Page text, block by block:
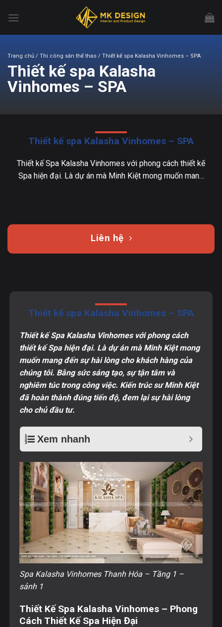
đến
Trang chủ / Thi công sân thể thao / Thiết kế spa Kalasha Vinhomes – SPA
Thiết kế spa Kalasha
Vinhomes – SPA
Thiết kế spa Kalasha Vinhomes – SPA
Thiết kế Spa Kalasha Vinhomes với phong cách thiết kế
Spa hiện đại. Là dự án mà Minh Kiệt mong muốn mang
Liên hệ
Thiết kế spa Kalasha Vinhomes – SPA
Thiết kế Spa Kalasha Vinhomes với phong cách
thiết kế Spa hiện đại. Là dự án mà Minh Kiệt mong
muốn mang đến sự hài lòng cho khách hàng của
chúng tôi. Bằng sức sáng tạo, sự tận tâm và
nghiêm túc trong công việc. Kiến trúc sư Minh Kiệt
đã hoàn thành đúng tiến độ, đem lại sự hài lòng
cho chủ đầu tư.
Xem nhanh
Spa Kalasha Vinhomes Thanh Hóa – Tầng 1 –
sảnh 1
Thiết Kế Spa Kalasha Vinhomes – Phong
Cách Thiết Kế Spa Hiện Đại